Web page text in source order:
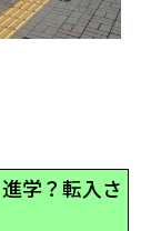
学？転入さ